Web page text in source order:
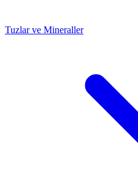
Tuzlar ve Mineraller